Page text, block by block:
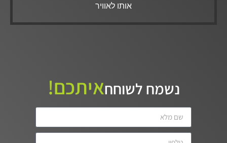
אותו לאוויר
נשמח לשוחחאיתכם!